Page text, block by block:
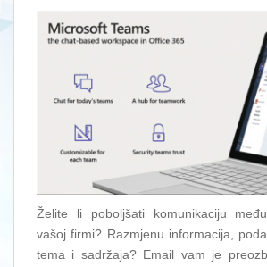
Želite li poboljšati komunikaciju
vašoj firmi? Razmjenu informacija,
tema i sadržaja? Email vam je